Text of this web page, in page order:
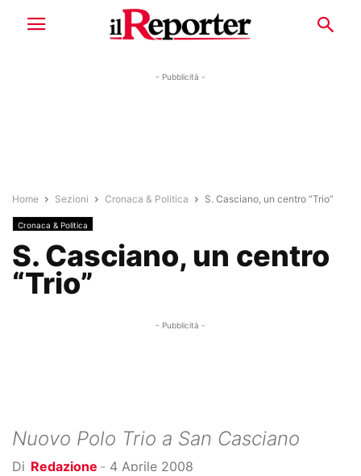
- Pubblicità -
Home Sezioni Cronaca & Politica S. Casciano, un centro “Trio”
Cronaca & Politica
S. Casciano, un centro
“Trio”
- Pubblicità -
Nuovo Polo Trio a San Casciano
Di Redazione - 4 Aprile 2008